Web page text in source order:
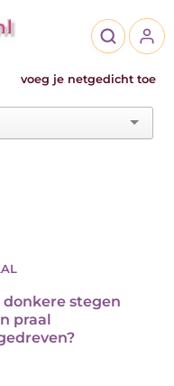
voeg je netgedicht toe
stegen
praal